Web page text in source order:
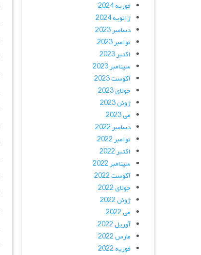
فوریه 2024
ژانویه 2024
دسامبر 2023
نوامبر 2023
اکتبر 2023
سپتامبر 2023
آگوست 2023
جولای 2023
ژوئن 2023
می 2023
دسامبر 2022
نوامبر 2022
اکتبر 2022
سپتامبر 2022
آگوست 2022
جولای 2022
ژوئن 2022
می 2022
آوریل 2022
مارس 2022
فوریه 2022